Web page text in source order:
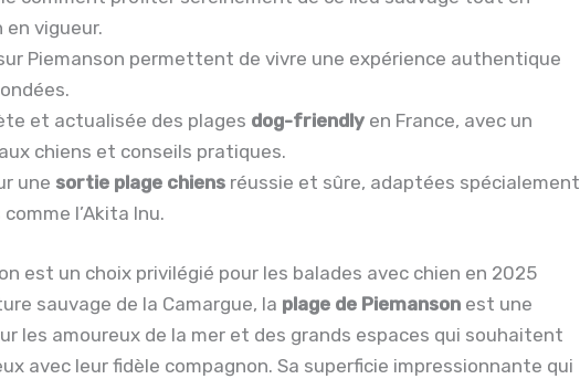
vigueur.
Piemanson permettent de vivre une expérience authentique
et actualisée des plages dog-friendly en France, avec un
chiens et conseils pratiques.
une sortie plage chiens réussie et sûre, adaptées spécialement
l’Akita Inu.
est un choix privilégié pour les balades avec chien en 2025
sauvage de la Camargue, la plage de Piemanson est une
les amoureux de la mer et des grands espaces qui souhaitent
avec leur fidèle compagnon. Sa superficie impressionnante qui